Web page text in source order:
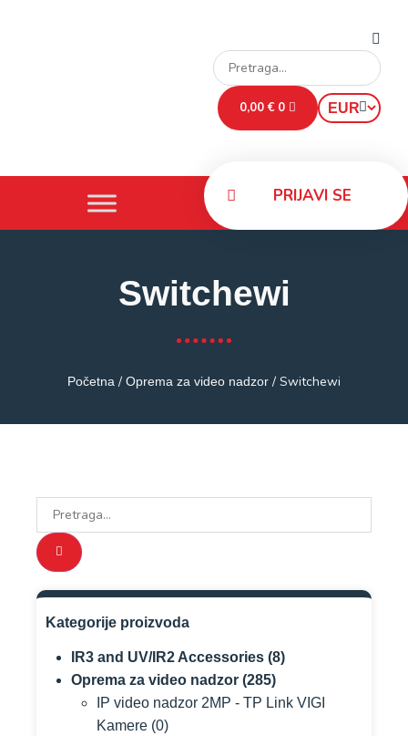
0,00 € 0
PRIJAVI SE
Switchewi
Početna / Oprema za video nadzor / Switchewi
Kategorije proizvoda
IR3 and UV/IR2 Accessories (8)
Oprema za video nadzor (285)
IP video nadzor 2MP - TP Link VIGI
Kamere (0)